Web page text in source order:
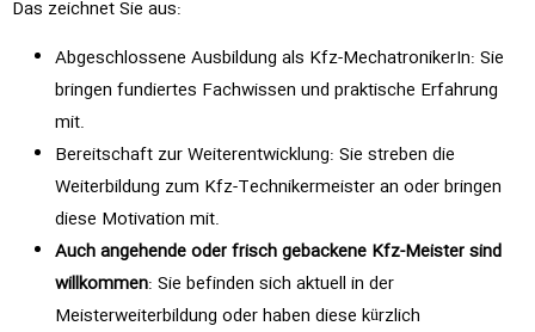
Das zeichnet Sie aus:
Abgeschlossene Ausbildung als Kfz-MechatronikerIn: Sie
bringen fundiertes Fachwissen und praktische Erfahrung
mit.
Bereitschaft zur Weiterentwicklung: Sie streben die
Weiterbildung zum Kfz-Technikermeister an oder bringen
diese Motivation mit.
Auch angehende oder frisch gebackene Kfz-Meister sind
willkommen: Sie befinden sich aktuell in der
Meisterweiterbildung oder haben diese kürzlich